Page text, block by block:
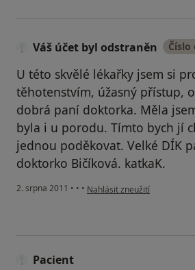
Váš účet byl odstraněn Číslo
U této skvělé lékařky jsem si
těhotenstvím, úžasný přístup,
dobrá paní doktorka. Měla
byla i u porodu. Tímto bych jí
jednou poděkovat. Velké DÍK
doktorko Bičíková. katkaK.
2. srpna 2011 • • • podle názoru uživatele Váš
Nahlásit zneužití
Pacient